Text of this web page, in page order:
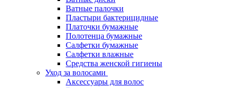
Ватные палочки
Пластыри бактерицидные
Платочки бумажные
Полотенца бумажные
Салфетки бумажные
Салфетки влажные
Средства женской гигиены
Уход за волосами
Аксессуары для волос